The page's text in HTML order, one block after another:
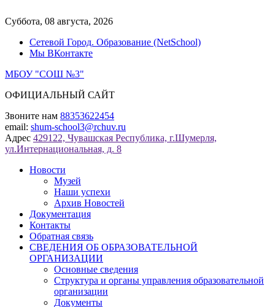
к
Суббота, 08 августа, 2026
Сетевой Город. Образование (NetSchool)
Мы ВКонтакте
МБОУ "СОШ №3"
ОФИЦИАЛЬНЫЙ САЙТ
Звоните нам 88353622454
email: shum-school3@rchuv.ru
Адрес 429122, Чувашская Республика, г.Шумерля,
ул.Интернациональная, д. 8
Новости
Музей
Наши успехи
Архив Новостей
Документация
Контакты
Обратная связь
СВЕДЕНИЯ ОБ ОБРАЗОВАТЕЛЬНОЙ
ОРГАНИЗАЦИИ
Основные сведения
Структура и органы управления образовательной
организации
Документы